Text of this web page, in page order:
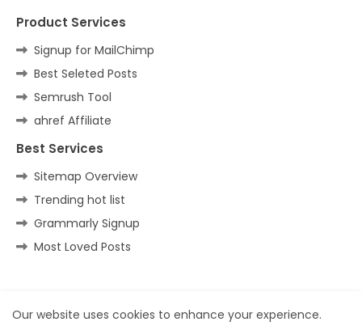
Product Services
Signup for MailChimp
Best Seleted Posts
Semrush Tool
ahref Affiliate
Best Services
Sitemap Overview
Trending hot list
Grammarly Signup
Most Loved Posts
Home Contact us Privacy Policy
Our website uses cookies to enhance your experience.